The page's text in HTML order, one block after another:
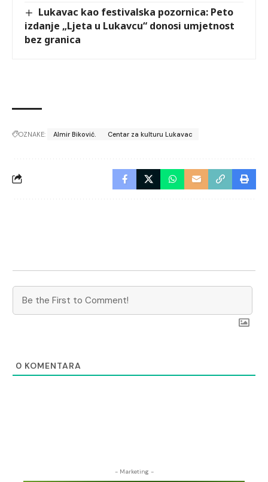
Lukavac kao festivalska pozornica: Peto
izdanje „Ljeta u Lukavcu“ donosi umjetnost
bez granica
OZNAKE: Almir Biković. Centar za kulturu Lukavac
0 KOMENTARA
- Marketing -